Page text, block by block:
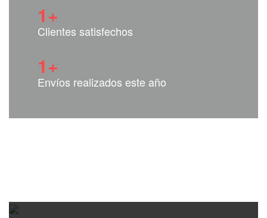
1+
Clientes satisfechos
1+
Envíos realizados este año